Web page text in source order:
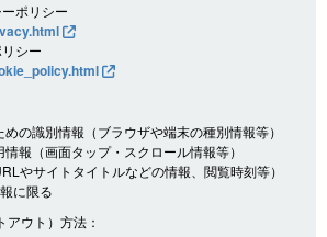
ポリシー
シー
めの識別情報（ブラウザや端末の種別情報等）
情報（画面タップ・スクロール情報等）
やサイトタイトルなどの情報、閲覧時刻等）
に限る
ウト）方法：